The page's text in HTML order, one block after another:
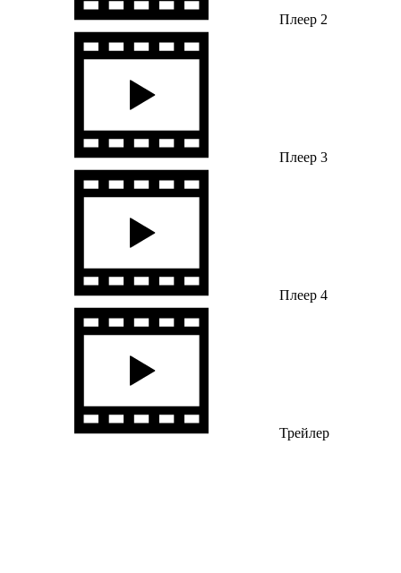
Плеер 2
Плеер 3
Плеер 4
Трейлер